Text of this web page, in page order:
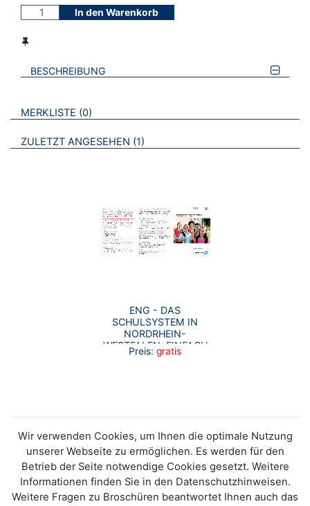
In den Warenkorb
BESCHREIBUNG
VERWEISE AUF VERMERKTE- ODER ZULETZT ANGESEHENE
MERKLISTE 0 BROSCHÜREN
ZULETZT ANGESEHEN 1 BROSCHÜREN
ENG - DAS
SCHULSYSTEM IN
NORDRHEIN-
WESTFALEN. EINFACH
UND SCHNELL
Preis: gratis
Wir verwenden Cookies, um Ihnen die optimale Nutzung
unserer Webseite zu ermöglichen. Es werden für den
Betrieb der Seite notwendige Cookies gesetzt. Weitere
Informationen finden Sie in den Datenschutzhinweisen.
Weitere Fragen zu Broschüren beantwortet Ihnen auch das